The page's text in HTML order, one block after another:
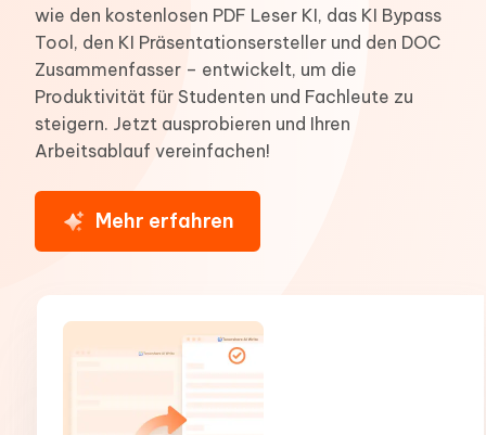
wie den kostenlosen PDF Leser KI, das KI Bypass
Tool, den KI Präsentationsersteller und den DOC
Zusammenfasser – entwickelt, um die
Produktivität für Studenten und Fachleute zu
steigern. Jetzt ausprobieren und Ihren
Arbeitsablauf vereinfachen!
Mehr erfahren